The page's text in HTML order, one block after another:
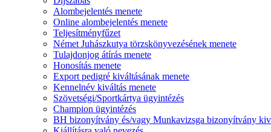
Alombejelentés menete
Online alombejelentés menete
Teljesítményfűzet
Német Juhászkutya törzskönyvezésének menete
Tulajdonjog átírás menete
Honosítás menete
Export pedigré kiváltásának menete
Kennelnév kiváltás menete
Szövetségi/Sportkártya ügyintézés
Champion ügyintézés
BH bizonyítvány és/vagy Munkavizsga bizonyítvány